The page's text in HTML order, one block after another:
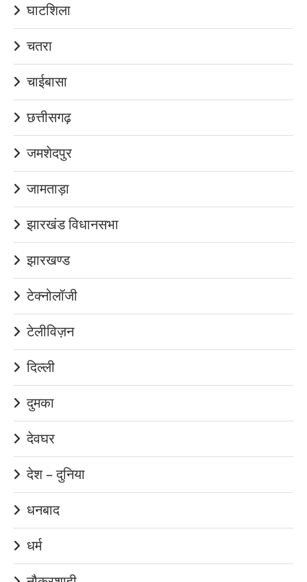
घाटशिला
चतरा
चाईबासा
छत्तीसगढ़
जमशेदपुर
जामताड़ा
झारखंड विधानसभा
झारखण्ड
टेक्नोलॉजी
टेलीविज़न
दिल्ली
दुमका
देवघर
देश – दुनिया
धनबाद
धर्म